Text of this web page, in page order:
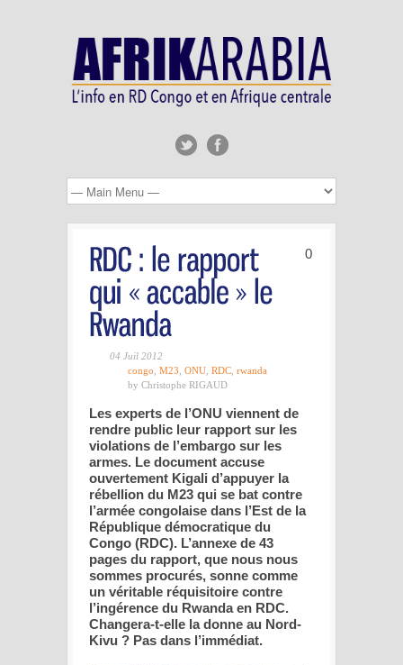
0
04 Juil 2012
congo M23 ONU RDC rwanda
by Christophe RIGAUD
Les experts de l’ONU viennent de
rendre public leur rapport sur les
violations de l’embargo sur les
armes. Le document accuse
ouvertement Kigali d’appuyer la
rébellion du M23 qui se bat contre
l’armée congolaise dans l’Est de la
République démocratique du
Congo (RDC). L’annexe de 43
pages du rapport, que nous nous
sommes procurés, sonne comme
un véritable réquisitoire contre
l’ingérence du Rwanda en RDC.
Changera-t-elle la donne au Nord-
Kivu ? Pas dans l’immédiat.